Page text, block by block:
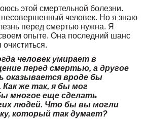
этой смертельной болезни.
несовершенный человек. Но я знаю
перед смертью нужна. Я
опыте. Она последний шанс
очиститься.
человек умирает в
перед смертью, а другое
оказывается вроде бы
же так, я бы мог
многое еще сделать
людей. Что бы вы могли
который так думает?